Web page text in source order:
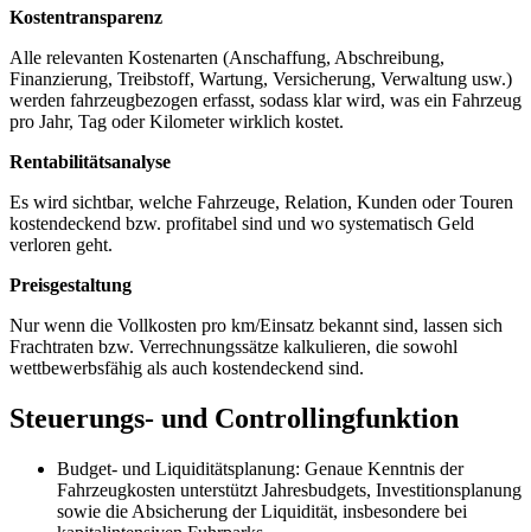
Kostentransparenz
Alle relevanten Kostenarten (Anschaffung, Abschreibung,
Finanzierung, Treibstoff, Wartung, Versicherung, Verwaltung usw.)
werden fahrzeugbezogen erfasst, sodass klar wird, was ein Fahrzeug
pro Jahr, Tag oder Kilometer wirklich kostet.
Rentabilitätsanalyse
Es wird sichtbar, welche Fahrzeuge, Relation, Kunden oder Touren
kostendeckend bzw. profitabel sind und wo systematisch Geld
verloren geht.
Preisgestaltung
Nur wenn die Vollkosten pro km/Einsatz bekannt sind, lassen sich
Frachtraten bzw. Verrechnungssätze kalkulieren, die sowohl
wettbewerbsfähig als auch kostendeckend sind.
Steuerungs- und Controllingfunktion
Budget- und Liquiditätsplanung: Genaue Kenntnis der
Fahrzeugkosten unterstützt Jahresbudgets, Investitionsplanung
sowie die Absicherung der Liquidität, insbesondere bei